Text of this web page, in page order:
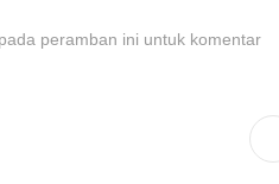
peramban ini untuk komentar